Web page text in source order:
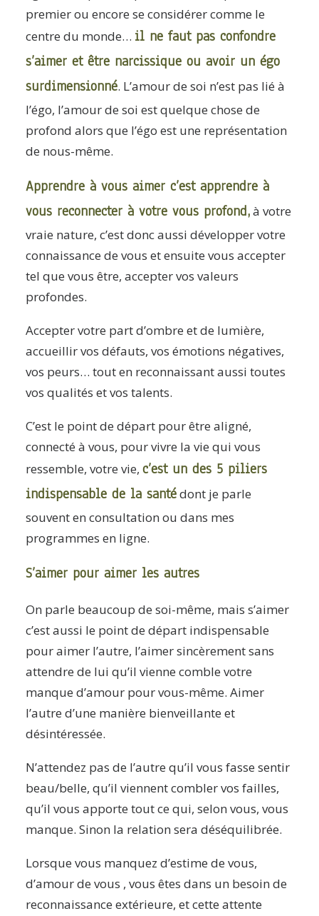
premier ou encore se considérer comme le
centre du monde… il ne faut pas confondre
s’aimer et être narcissique ou avoir un égo
surdimensionné. L’amour de soi n’est pas lié à
l’égo, l’amour de soi est quelque chose de
profond alors que l’égo est une représentation
de nous-même.
Apprendre à vous aimer c’est apprendre à
vous reconnecter à votre vous profond,à votre
vraie nature, c’est donc aussi développer votre
connaissance de vous et ensuite vous accepter
tel que vous être, accepter vos valeurs
profondes.
Accepter votre part d’ombre et de lumière,
accueillir vos défauts, vos émotions négatives,
vos peurs… tout en reconnaissant aussi toutes
vos qualités et vos talents.
C’est le point de départ pour être aligné,
connecté à vous, pour vivre la vie qui vous
ressemble, votre vie, c’est un des 5 piliers
indispensable de la santédont je parle
souvent en consultation ou dans mes
programmes en ligne.
S’aimer pour aimer les autres
On parle beaucoup de soi-même, mais s’aimer
c’est aussi le point de départ indispensable
pour aimer l’autre, l’aimer sincèrement sans
attendre de lui qu’il vienne comble votre
manque d’amour pour vous-même. Aimer
l’autre d’une manière bienveillante et
désintéressée.
N’attendez pas de l’autre qu’il vous fasse sentir
beau/belle, qu’il viennent combler vos failles,
qu’il vous apporte tout ce qui, selon vous, vous
manque. Sinon la relation sera déséquilibrée.
Lorsque vous manquez d’estime de vous,
d’amour de vous , vous êtes dans un besoin de
reconnaissance extérieure, et cette attente